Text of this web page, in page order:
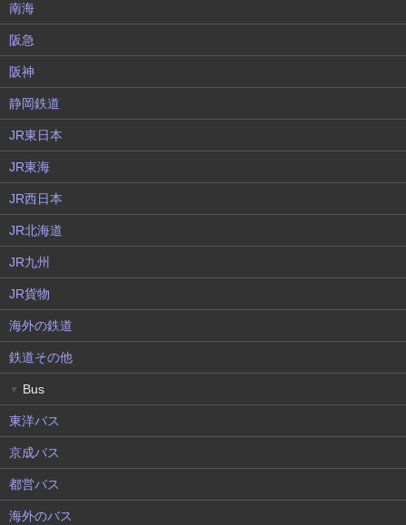
南海
阪急
阪神
静岡鉄道
JR東日本
JR東海
JR西日本
JR北海道
JR九州
JR貨物
海外の鉄道
鉄道その他
▼ Bus
東洋バス
京成バス
都営バス
海外のバス